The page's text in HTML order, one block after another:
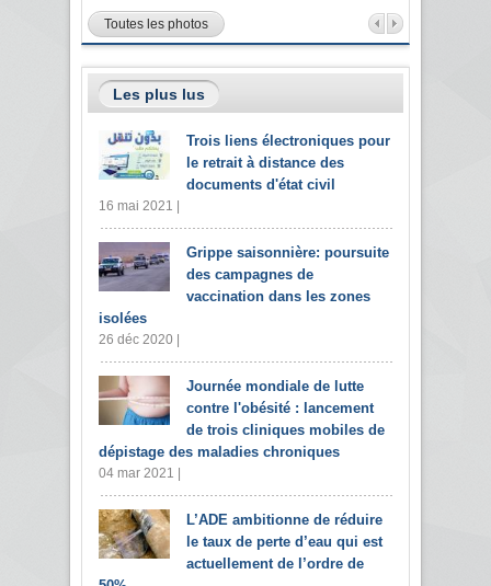
Toutes les photos
Les plus lus
Trois liens électroniques pour
le retrait à distance des
documents d'état civil
16 mai 2021 |
Grippe saisonnière: poursuite
des campagnes de
vaccination dans les zones
isolées
26 déc 2020 |
Journée mondiale de lutte
contre l'obésité : lancement
de trois cliniques mobiles de
dépistage des maladies chroniques
04 mar 2021 |
L’ADE ambitionne de réduire
le taux de perte d’eau qui est
actuellement de l’ordre de